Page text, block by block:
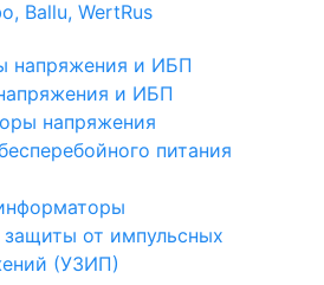
Ballu, WertRus
и ИБП
напряжения
питания
защиты от импульсных
(УЗИП)